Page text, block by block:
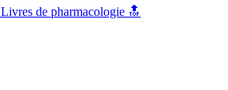
Livres de pharmacologie 🔝